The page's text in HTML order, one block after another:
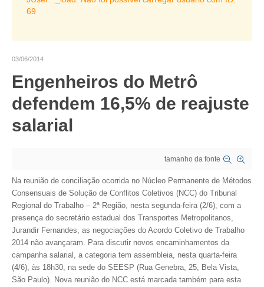
SUBSEDES SINDICAIS
ORGANOGRAMA
CRESCE BRASIL
CONSELHO TECNOLÓGICO
HISTÓRICO E ATUAÇÃO
CONSELHOS ASSESSORES
PERSONALIDADES DA TECNOLOGIA
NÚCLEO DA MULHER ENGENHEIRA
TRANSPARÊNCIA
JURÍDICO
69
03/06/2014
Engenheiros do Metrô
defendem 16,5% de reajuste
salarial
tamanho da fonte
Na reunião de conciliação ocorrida no Núcleo Permanente de Métodos
Consensuais de Solução de Conflitos Coletivos (NCC) do Tribunal
Regional do Trabalho – 2ª Região, nesta segunda-feira (2/6), com a
presença do secretário estadual dos Transportes Metropolitanos,
Jurandir Fernandes, as negociações do Acordo Coletivo de Trabalho
2014 não avançaram. Para discutir novos encaminhamentos da
campanha salarial, a categoria tem assembleia, nesta quarta-feira
(4/6), às 18h30, na sede do SEESP (Rua Genebra, 25, Bela Vista,
São Paulo). Nova reunião do NCC está marcada também para esta